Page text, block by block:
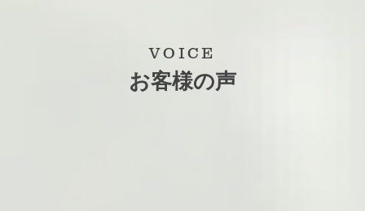
VOICE
お客様の声